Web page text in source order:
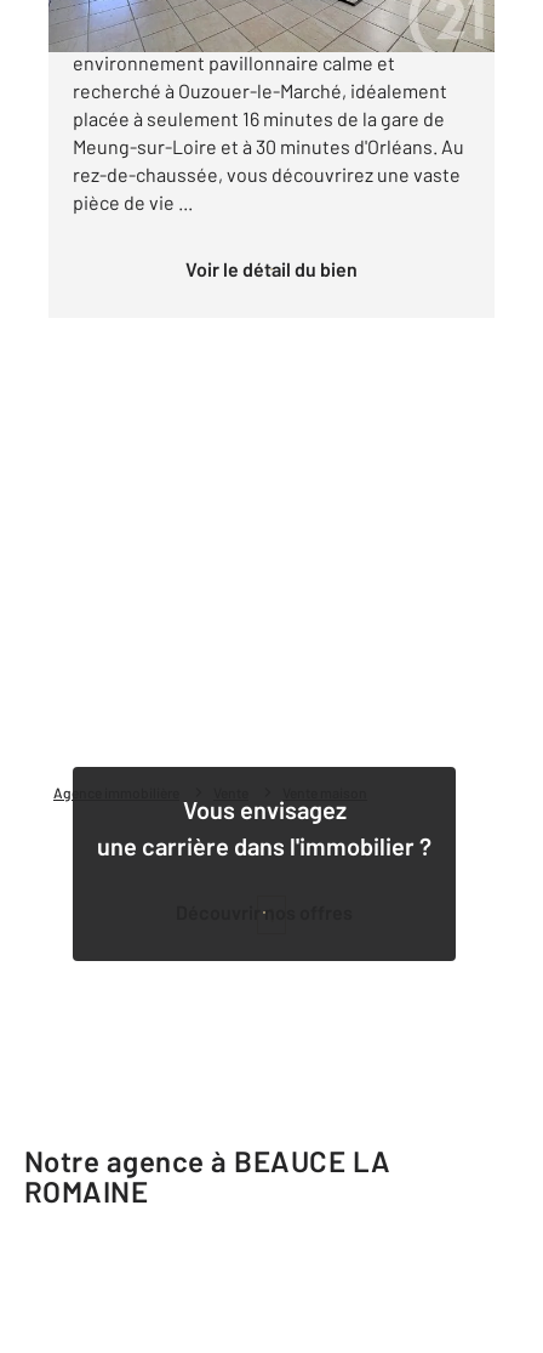
Agence immobilière
Maison de 128 m² située dans un
environnement pavillonnaire calme et
recherché à Ouzouer-le-Marché, idéalement
placée à seulement 16 minutes de la gare de
Meung-sur-Loire et à 30 minutes d'Orléans. Au
rez-de-chaussée, vous découvrirez une vaste
pièce de vie ...
Voir le détail du bien
Vous envisagez
une carrière dans l'immobilier ?
Découvrir nos offres
Notre agence à BEAUCE LA
ROMAINE